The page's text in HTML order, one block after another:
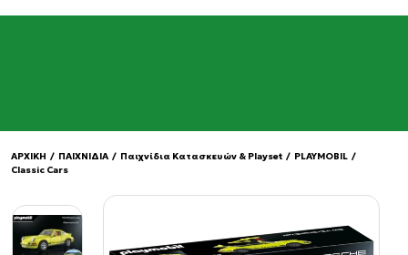
ΑΡΧΙΚΗ / ΠΑΙΧΝΙΔΙΑ / Παιχνίδια Κατασκευών & Playset / PLAYMOBIL /
Classic Cars